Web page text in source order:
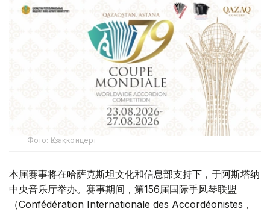
Фото: Қазақконцерт
本届赛事将在哈萨克斯坦文化和信息部支持下，于阿斯塔纳
中央音乐厅举办。赛事期间，第156届国际手风琴联盟
（Confédération Internationale des Accordéonistes，